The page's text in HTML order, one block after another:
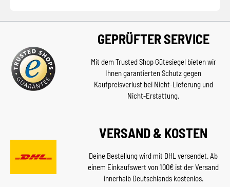
GEPRÜFTER SERVICE
Mit dem Trusted Shop Gütesiegel bieten wir
Ihnen garantierten Schutz gegen
Kaufpreisverlust bei Nicht-Lieferung und
Nicht-Erstattung.
VERSAND & KOSTEN
Deine Bestellung wird mit DHL versendet. Ab
einem Einkaufswert von 100€ ist der Versand
innerhalb Deutschlands kostenlos.